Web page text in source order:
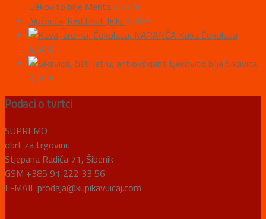
Ljekovito bilje Menta 2,50 €
Voćni čaj Red Fruit Jelly 3,50 €
Kava Čokolada
4,50 €
Ljekovito bilje Sikavica
2,20 €
Podaci o tvrtci
SUPREMO
obrt za trgovinu
Stjepana Radića 71, Šibenik
GSM +385 91 222 33 56
E-MAIL prodaja@kupikavuicaj.com